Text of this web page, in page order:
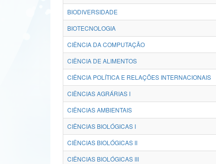
BIODIVERSIDADE
BIOTECNOLOGIA
CIÊNCIA DA COMPUTAÇÃO
CIÊNCIA DE ALIMENTOS
CIÊNCIA POLÍTICA E RELAÇÕES INTERNACIONAIS
CIÊNCIAS AGRÁRIAS I
CIÊNCIAS AMBIENTAIS
CIÊNCIAS BIOLÓGICAS I
CIÊNCIAS BIOLÓGICAS II
CIÊNCIAS BIOLÓGICAS III